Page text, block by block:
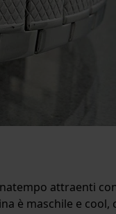
attraenti
è maschile e